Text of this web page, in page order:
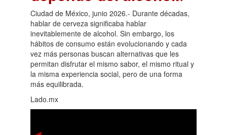
Ciudad de México, junio 2026.- Durante décadas,
hablar de cerveza significaba hablar
inevitablemente de alcohol. Sin embargo, los
hábitos de consumo están evolucionando y cada
vez más personas buscan alternativas que les
permitan disfrutar el mismo sabor, el mismo ritual y
la misma experiencia social, pero de una forma
más equilibrada.
Lado.mx